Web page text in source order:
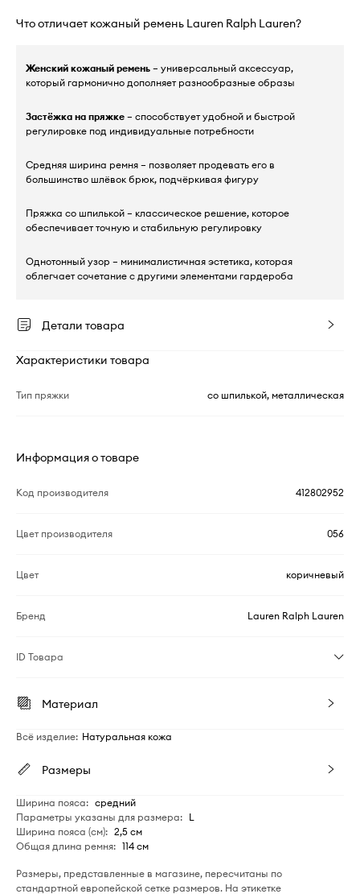
Что отличает кожаный ремень Lauren Ralph Lauren?
Женский кожаный ремень – универсальный аксессуар,
который гармонично дополняет разнообразные образы
Застёжка на пряжке – способствует удобной и быстрой
регулировке под индивидуальные потребности
Средняя ширина ремня – позволяет продевать его в
большинство шлёвок брюк, подчёркивая фигуру
Пряжка со шпилькой – классическое решение, которое
обеспечивает точную и стабильную регулировку
Однотонный узор – минималистичная эстетика, которая
облегчает сочетание с другими элементами гардероба
Детали товара
Характеристики товара
Тип пряжки со шпилькой, металлическая
Информация о товаре
Код производителя 412802952
Цвет производителя 056
Цвет коричневый
Бренд Lauren Ralph Lauren
ID Товара
Материал
Всё изделие: Натуральная кожа
Размеры
Ширина пояса: средний
Параметры указаны для размера: L
Ширина пояса (см): 2,5 см
Общая длина ремня: 114 см
Размеры, представленные в магазине, пересчитаны по
стандартной европейской сетке размеров. На этикетке